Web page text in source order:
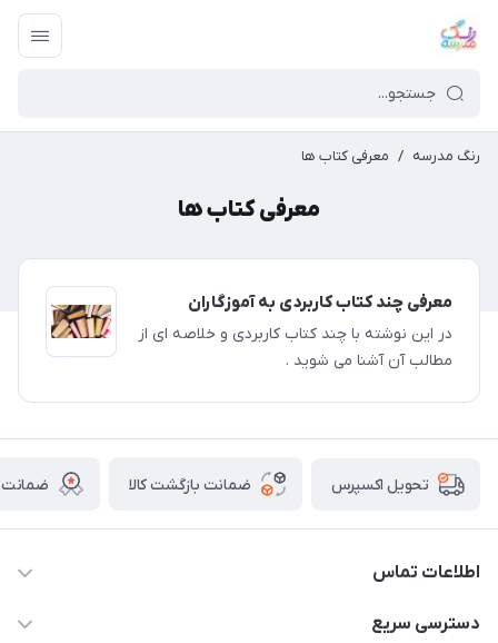
رنگ مدرسه / معرفی کتاب ها
معرفی کتاب ها
معرفی چند کتاب کاربردی به آموزگاران
در این نوشته با چند کتاب کاربردی و خلاصه ای از
مطالب آن آشنا می شوید .
تحویل اکسپرس ضمانت بازگشت کالا ضمانت
اطلاعات تماس
02136781755
دسترسی سریع